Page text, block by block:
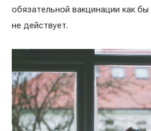
обязательной вакцинации как
не действует.